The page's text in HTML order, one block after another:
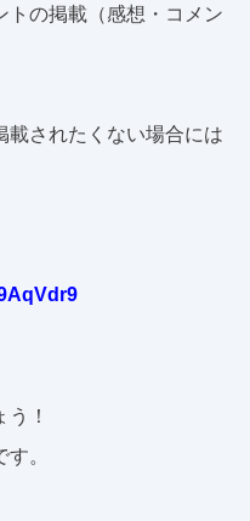
の掲載（感想・コメン
されたくない場合には
！
。